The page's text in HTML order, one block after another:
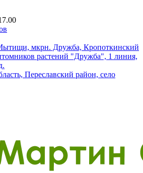
мкрн. Дружба, Кропоткинский
растений "Дружба", 1 линия,
Переславский район, село